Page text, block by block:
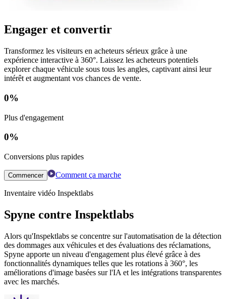
Engager et convertir
Transformez les visiteurs en acheteurs sérieux grâce à une
expérience interactive à 360°. Laissez les acheteurs potentiels
explorer chaque véhicule sous tous les angles, captivant ainsi leur
intérêt et augmentant vos chances de vente.
0%
Plus d'engagement
0%
Conversions plus rapides
Commencer Comment ça marche
Inventaire vidéo Inspektlabs
Spyne contre Inspektlabs
Alors qu'Inspektlabs se concentre sur l'automatisation de la détection
des dommages aux véhicules et des évaluations des réclamations,
Spyne apporte un niveau d'engagement plus élevé grâce à des
fonctionnalités dynamiques telles que les rotations à 360°, les
améliorations d'image basées sur l'IA et les intégrations transparentes
avec les marchés.